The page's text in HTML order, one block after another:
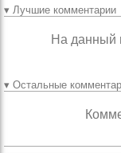
▾ Лучшие комментарии
На данный
▾ Остальные